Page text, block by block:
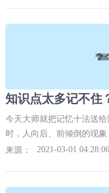
知识点太多记不住
今天大师就把记忆十法送
时，人向后、前倾倒的现象
来源：
2021-03-01 04:28:06